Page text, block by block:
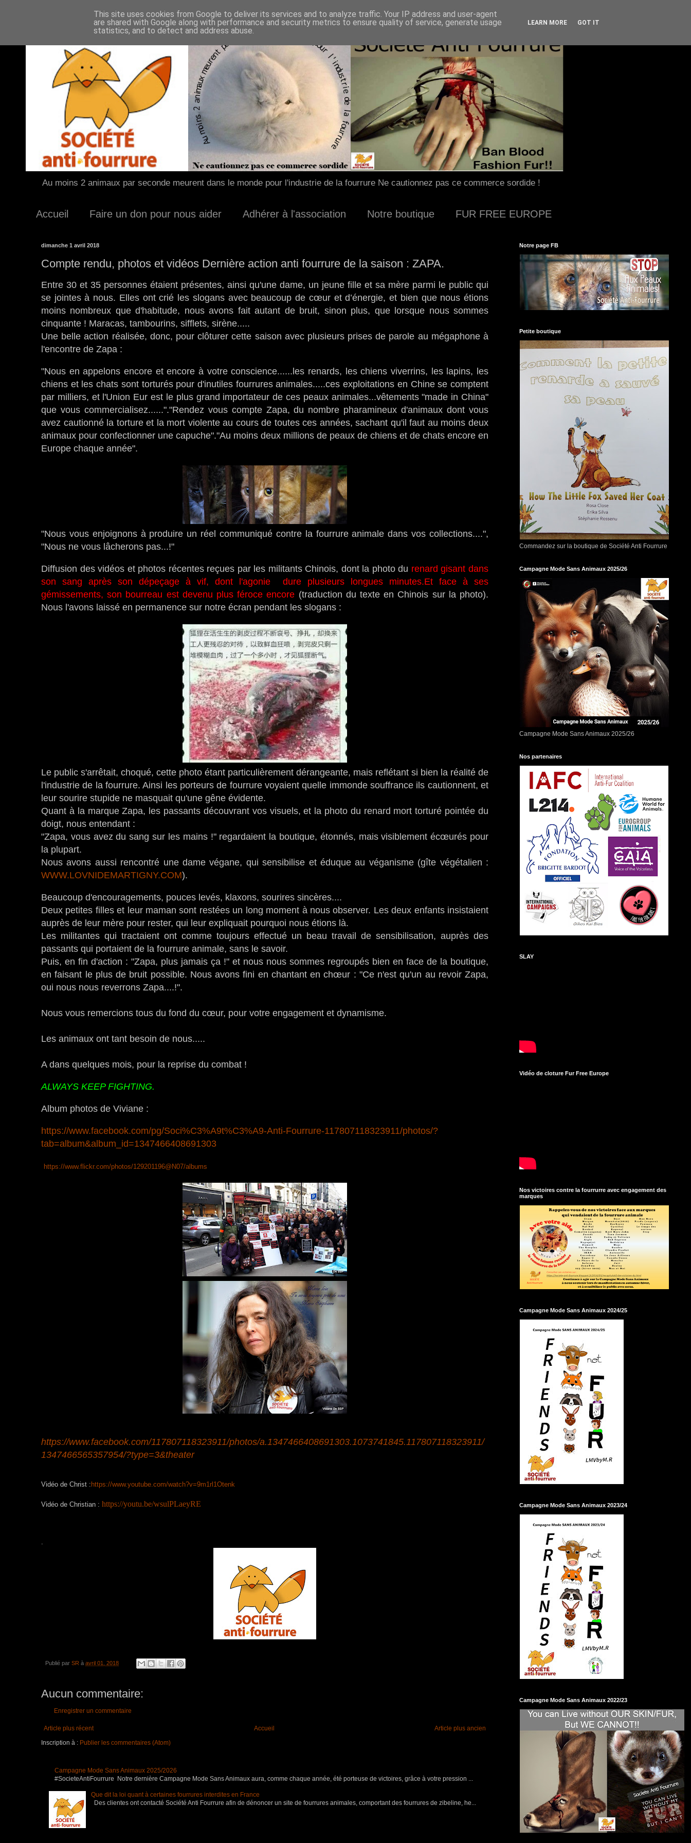
Au moins 2 animaux par seconde meurent dans le monde pour l'industrie de la fourrure Ne cautionnez pas ce commerce sordide !
Accueil Faire un don pour nous aider Adhérer à l'association Notre boutique FUR FREE EUROPE
dimanche 1 avril 2018
Compte rendu, photos et vidéos Dernière action anti fourrure de la saison : ZAPA.
Entre 30 et 35 personnes étaient présentes, ainsi qu'une dame, un jeune fille et sa mère parmi le public qui
se jointes à nous. Elles ont crié les slogans avec beaucoup de cœur et d’énergie, et bien que nous étions
moins nombreux que d'habitude, nous avons fait autant de bruit, sinon plus, que lorsque nous sommes
cinquante ! Maracas, tambourins, sifflets, sirène.....
Une belle action réalisée, donc, pour clôturer cette saison avec plusieurs prises de parole au mégaphone à
l'encontre de Zapa :
"Nous en appelons encore et encore à votre conscience......les renards, les chiens viverrins, les lapins, les
chiens et les chats sont torturés pour d'inutiles fourrures animales.....ces exploitations en Chine se comptent
par milliers, et l'Union Eur est le plus grand importateur de ces peaux animales...vêtements "made in China"
que vous commercialisez......"."Rendez vous compte Zapa, du nombre pharamineux d'animaux dont vous
avez cautionné la torture et la mort violente au cours de toutes ces années, sachant qu'il faut au moins deux
animaux pour confectionner une capuche"."Au moins deux millions de peaux de chiens et de chats encore en
Europe chaque année".
"Nous vous enjoignons à produire un réel communiqué contre la fourrure animale dans vos collections....",
"Nous ne vous lâcherons pas...!"
Diffusion des vidéos et photos récentes reçues par les militants Chinois, dont la photo du renard gisant dans
son sang après son dépeçage à vif, dont l'agonie dure plusieurs longues minutes.Et face à ses
gémissements, son bourreau est devenu plus féroce encore (traduction du texte en Chinois sur la photo).
Nous l'avons laissé en permanence sur notre écran pendant les slogans :
Le public s'arrêtait, choqué, cette photo étant particulièrement dérangeante, mais reflétant si bien la réalité de
l'industrie de la fourrure. Ainsi les porteurs de fourrure voyaient quelle immonde souffrance ils cautionnent, et
leur sourire stupide ne masquait qu'une gêne évidente.
Quant à la marque Zapa, les passants découvrant vos visuels, et la photo du renard mort torturé pointée du
doigt, nous entendant :
"Zapa, vous avez du sang sur les mains !" regardaient la boutique, étonnés, mais visiblement écœurés pour
la plupart.
Nous avons aussi rencontré une dame végane, qui sensibilise et éduque au véganisme (gîte végétalien :
WWW.LOVNIDEMARTIGNY.COM).
Beaucoup d'encouragements, pouces levés, klaxons, sourires sincères....
Deux petites filles et leur maman sont restées un long moment à nous observer. Les deux enfants insistaient
auprès de leur mère pour rester, qui leur expliquait pourquoi nous étions là.
Les militantes qui tractaient ont comme toujours effectué un beau travail de sensibilisation, auprès des
passants qui portaient de la fourrure animale, sans le savoir.
Puis, en fin d'action : "Zapa, plus jamais ça !" et nous nous sommes regroupés bien en face de la boutique,
en faisant le plus de bruit possible. Nous avons fini en chantant en chœur : "Ce n'est qu'un au revoir Zapa,
oui nous nous reverrons Zapa....!".
Nous vous remercions tous du fond du cœur, pour votre engagement et dynamisme.
Les animaux ont tant besoin de nous.....
A dans quelques mois, pour la reprise du combat !
ALWAYS KEEP FIGHTING.
Album photos de Viviane :
https://www.facebook.com/pg/Soci%C3%A9t%C3%A9-Anti-Fourrure-117807118323911/photos/?
tab=album&album_id=1347466408691303
https://www.flickr.com/photos/129201196@N07/albums
https://www.facebook.com/117807118323911/photos/a.1347466408691303.1073741845.117807118323911/
1347466565357954/?type=3&theater
Vidéo de Christ : https://www.youtube.com/watch?v=9m1rl1Otenk
Vidéo de Christian : https://youtu.be/wsulPLaeyRE
.
Publié par SR à avril 01, 2018
Aucun commentaire:
Enregistrer un commentaire
Article plus récent Article plus ancien
Accueil
Inscription à : Publier les commentaires (Atom)
Campagne Mode Sans Animaux 2025/2026
#SocieteAntiFourrure Notre dernière Campagne Mode Sans Animaux aura, comme chaque année, été porteuse de victoires, grâce à votre pression ...
Que dit la loi quant à certaines fourrures interdites en France
Des clientes ont contacté Société Anti Fourrure afin de dénoncer un site de fourrures animales, comportant des fourrures de zibeline, he...
Notre page FB
Petite boutique
Commandez sur la boutique de Société Anti Fourrure
Campagne Mode Sans Animaux 2025/26
Campagne Mode Sans Animaux 2025/26
Nos partenaires
SLAY
Vidéo de cloture Fur Free Europe
Nos victoires contre la fourrurre avec engagement des
marques
Campagne Mode Sans Animaux 2024/25
Campagne Mode Sans Animaux 2023/24
Campagne Mode Sans Animaux 2022/23
This site uses cookies from Google to deliver its services and to analyze traffic. Your IP address and user-agent
are shared with Google along with performance and security metrics to ensure quality of service, generate usage
statistics, and to detect and address abuse.
LEARN MORE GOT IT